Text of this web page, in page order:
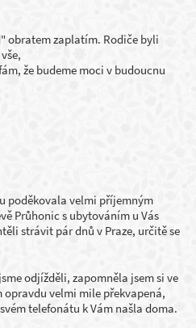
obratem zaplatím. Rodiče byli
že budeme moci v budoucnu
poděkovala velmi příjemným
Průhonic s ubytováním u Vás
strávit pár dnů v Praze, určitě se
odjížděli, zapomněla jsem si ve
opravdu velmi mile překvapená,
telefonátu k Vám našla doma.